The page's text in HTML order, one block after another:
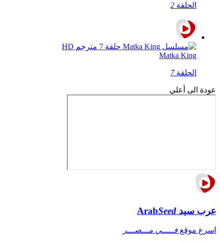
الحلقة 2
Matka King
الحلقة7
عودة الى أعلي
عرب سيد ArabSeed
اسرع موقع فـــــي مـــصـــر